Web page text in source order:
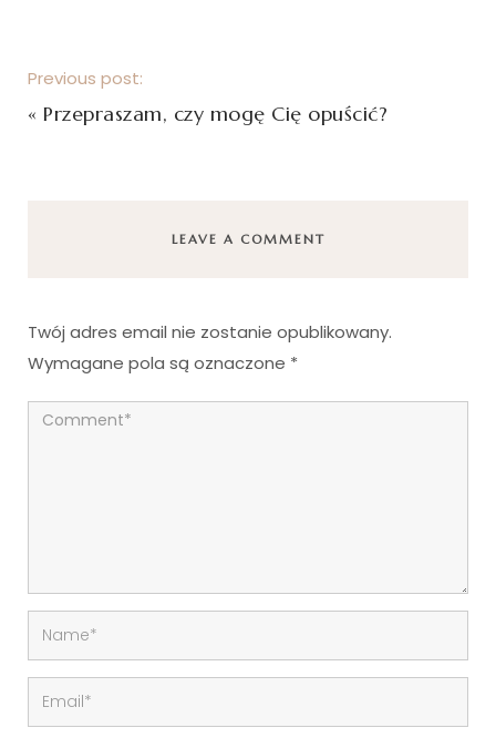
Previous post:
« Przepraszam, czy mogę Cię opuścić?
LEAVE A COMMENT
Twój adres email nie zostanie opublikowany.
Wymagane pola są oznaczone *